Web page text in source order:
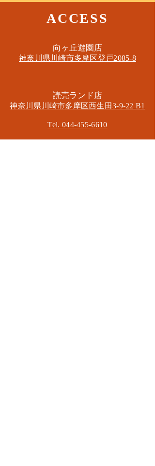
ACCESS
​向ヶ丘遊園店
神奈川県川崎市多摩区​登戸2085-8
​読売ランド店
神奈川県川崎市多摩区​西生田3-9-22 B1
Tel. 044-455-6610